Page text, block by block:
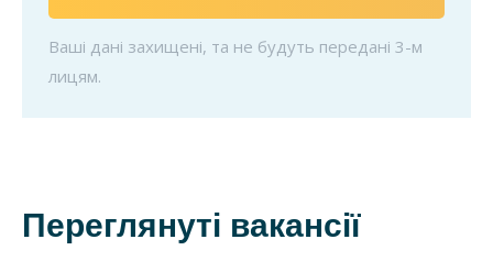
Ваші дані захищені, та не будуть передані 3-м
лицям.
Переглянуті вакансії